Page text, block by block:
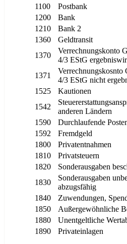
1100
Postbank
1200
Bank
1210
Bank 2
1360
Geldtransit
1370
Verrechnungskonto
4/3 EStG
1371
4/3 EStG nicht
1525
Kautionen
1542
anderen Ländern
1590
Durchlaufende
1592
Fremdgeld
1800
Privatentnahmen
1810
Privatsteuern
1820
Sonderausgaben
1830
Sonderausgaben
abzugsfähig
1840
Zuwendungen,
1850
Außergewöhnliche
1880
Unentgeltliche
1890
Privateinlagen